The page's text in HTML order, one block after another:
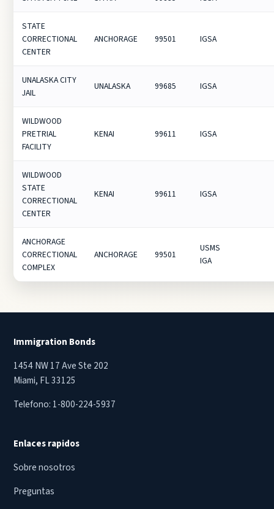
STATE
CORRECTIONAL
CENTER
ANCHORAGE 99501 IGSA
UNALASKA CITY
JAIL
UNALASKA 99685 IGSA
WILDWOOD
PRETRIAL
FACILITY
KENAI 99611 IGSA
WILDWOOD
STATE
CORRECTIONAL
CENTER
KENAI 99611 IGSA
ANCHORAGE
CORRECTIONAL
COMPLEX
ANCHORAGE 99501
USMS
IGA
Immigration Bonds
1454 NW 17 Ave Ste 202
Miami, FL 33125
Telefono: 1-800-224-5937
Enlaces rapidos
Sobre nosotros
Preguntas